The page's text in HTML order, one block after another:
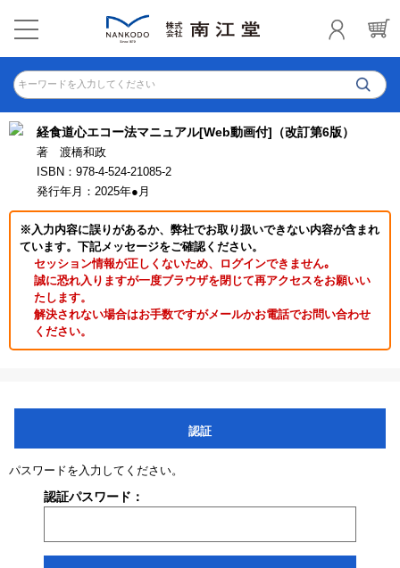
キーワードを入力してください
経食道心エコー法マニュアル[Web動画付]（改訂第6版）
著 渡橋和政
ISBN：978-4-524-21085-2
発行年月：2025年●月
※入力内容に誤りがあるか、弊社でお取り扱いできない内容が含まれ
ています。下記メッセージをご確認ください。
セッション情報が正しくないため、ログインできません｡
誠に恐れ入りますが一度ブラウザを閉じて再アクセスをお願いい
たします。
解決されない場合はお手数ですがメールかお電話でお問い合わせ
ください。
認証
パスワードを入力してください。
認証パスワード：